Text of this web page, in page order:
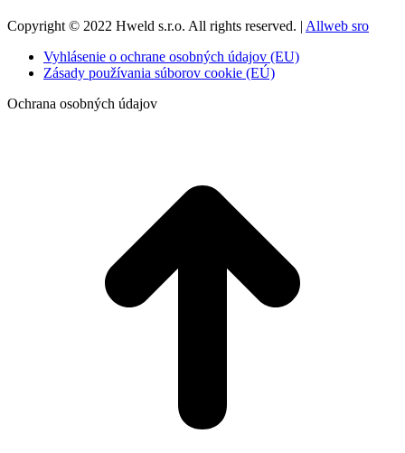
Copyright © 2022 Hweld s.r.o. All rights reserved. | Allweb sro
Vyhlásenie o ochrane osobných údajov (EU)
Zásady používania súborov cookie (EÚ)
Ochrana osobných údajov